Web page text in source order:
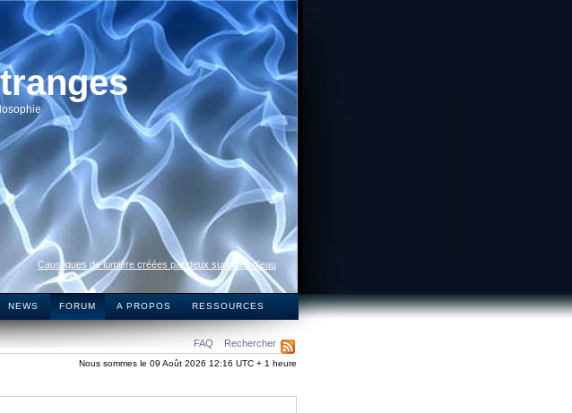
Caustiques de lumière créées par deux surfaces d’eau
NEWS FORUM A PROPOS RESSOURCES
FAQ Rechercher
Nous sommes le 09 Août 2026 12:16 UTC + 1 heure